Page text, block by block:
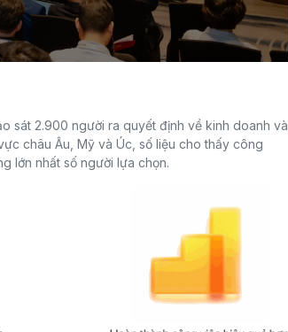
sát 2.900 người ra quyết định về kinh doanh và
châu Âu, Mỹ và Úc, số liệu cho thấy công
lớn nhất số người lựa chọn.